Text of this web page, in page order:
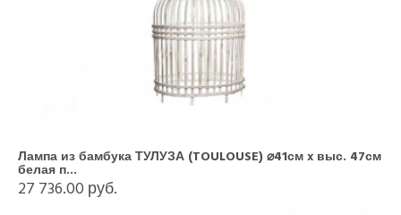
Лампа из бамбука ТУЛУЗА (TOULOUSE) ⌀41см x выс. 47см
белая п...
27 736.00 руб.